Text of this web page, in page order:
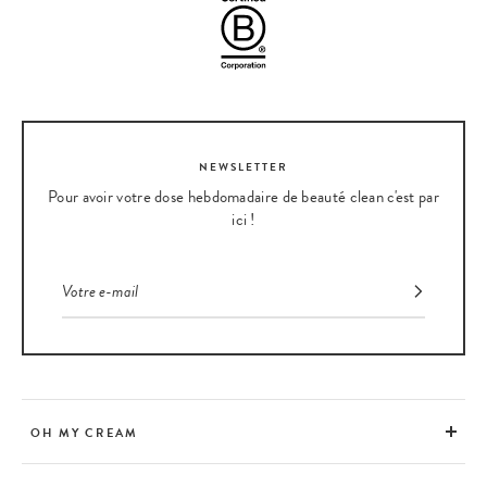
NEWSLETTER
Pour avoir votre dose hebdomadaire de beauté clean c'est par
ici !
OH MY CREAM